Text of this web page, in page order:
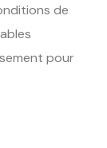
de
pour